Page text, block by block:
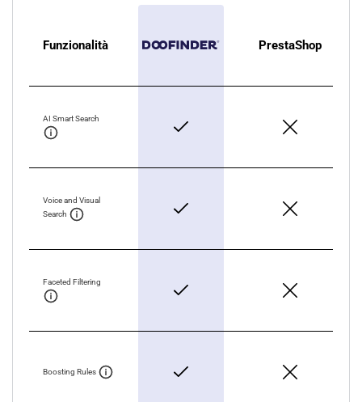
Funzionalità PrestaShop
AI Smart Search
Voice and Visual
Search
Faceted Filtering
Boosting Rules